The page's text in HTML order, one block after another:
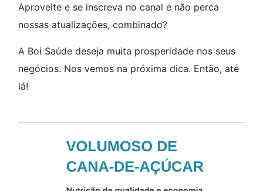
Aproveite e se inscreva no canal e não perca
nossas atualizações, combinado?
A Boi Saúde deseja muita prosperidade nos seus
negócios. Nos vemos na próxima dica. Então, até
lá!